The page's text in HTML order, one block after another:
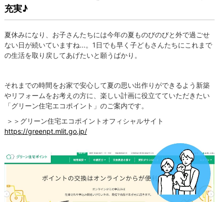
充実♪
夏休みになり、お子さんたちには今年の夏ものびのびと外で過ごせ
ない日が続いていますね...。1日でも早く子どもさんたちにこれまで
の生活を取り戻してあげたいと願うばかり。
それまでの時間をお家で安心して夏の思い出作りができるよう新築
やリフォームをお考えの方に、楽しい計画に役立てていただきたい
「グリーン住宅エコポイント」のご案内です。
＞＞グリーン住宅エコポイントオフィシャルサイト
https://greenpt.mlit.go.jp/